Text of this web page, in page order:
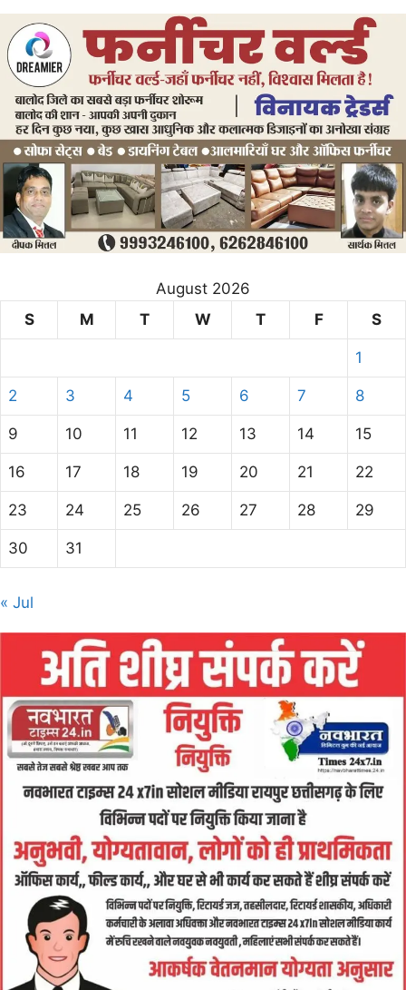
August 2026
S
M T W T F S
1
2 3 4 5 6 7 8
9 10 11 12 13 14 15
16 17 18 19 20 21 22
23 24 25 26 27 28 29
30 31
« Jul